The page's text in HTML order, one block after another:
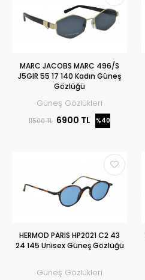
MARC JACOBS MARC 496/S
J5GIR 55 17 140 Kadın Güneş
Gözlüğü
Güneş Gözlükleri
11500 TL 6900 TL %40
HERMOD PARIS HP2021 C2 43
24 145 Unisex Güneş Gözlüğü
Güneş Gözlükleri